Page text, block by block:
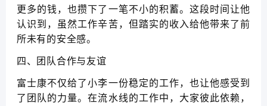
更多的钱，也攒下了一笔不小的积蓄。这段时间让他
认识到，虽然工作辛苦，但踏实的收入给他带来了前
所未有的安全感。
四、团队合作与友谊
富士康不仅给了小李一份稳定的工作，也让他感受到
了团队的力量。在流水线的工作中，大家彼此依赖，